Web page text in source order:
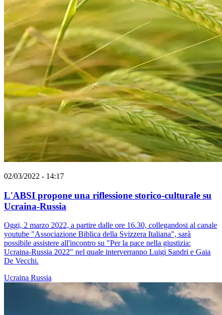
02/03/2022 - 14:17
L'ABSI propone una riflessione storico-culturale su
Ucraina-Russia
Oggi, 2 marzo 2022, a partire dalle ore 16.30, collegandosi al canale
youtube "Associazione Biblica della Svizzera Italiana", sarà
possibile assistere all'incontro su "Per la pace nella giustizia:
Ucraina-Russia 2022" nel quale interverranno Luigi Sandri e Gaia
De Vecchi.
Ucraina Russia